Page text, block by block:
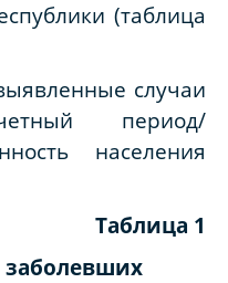
(таблица
случаи
период/
населения
Таблица 1
заболевших